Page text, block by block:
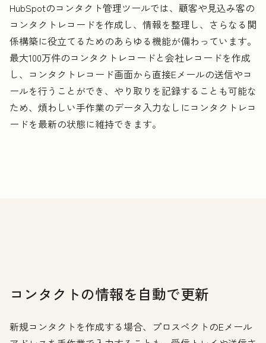
HubSpotのコンタクト管理ツールでは、顧客や見込み客の
コンタクトレコードを作成し、情報を整理し、さらなる関
係構築に役立てるためのあらゆる機能が備わっています。
最大100万件のコンタクトレコードと会社レコードを作成
し、コンタクトレコード画面から直接Eメールの送信やコ
ールを行うことができ、やり取りを記録することも可能な
ため、煩わしい手作業のデータ入力なしにコンタクトレコ
ードを最新の状態に維持できます。
コンタクトの情報を自動で更新
新規コンタクトを作成する場合、プロスペクトのEメール